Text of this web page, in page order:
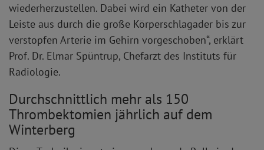
wiederherzustellen. Dabei wird ein Katheter von der
Leiste aus durch die große Körperschlagader bis zur
verstopfen Arterie im Gehirn vorgeschoben“, erklärt
Prof. Dr. Elmar Spüntrup, Chefarzt des Instituts für
Radiologie.
Durchschnittlich mehr als 150
Thrombektomien jährlich auf dem
Winterberg